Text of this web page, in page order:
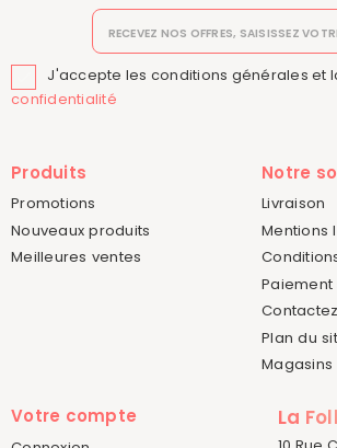
J'accepte les conditions générales et
confidentialité
Produits
Promotions
Nouveaux produits
Meilleures ventes
Notre
Livraison
Mentions
Plan du
Magasins
Votre compte La